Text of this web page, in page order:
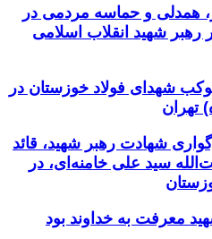
همدلی و حماسه مردمی در
رهبر شهید انقلاب اسلامی
شهدای فولاد خوزستان در
تهران
شهادت رهبر شهید، قائد
سید علی خامنه‌ای، در
معرفت به خداوند بود